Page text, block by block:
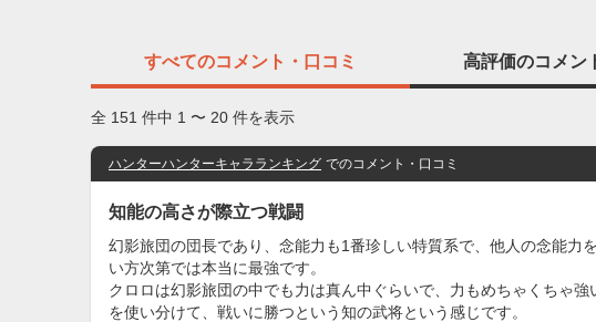
すべてのコメント・口コミ 高評価のコメン
全 151 件中 1 〜 20 件を表示
ハンターハンターキャラランキング でのコメント・口コミ
知能の高さが際立つ戦闘
幻影旅団の団長であり、念能力も1番珍しい特質系で、他人の念能力
い方次第では本当に最強です。
クロロは幻影旅団の中でも力は真ん中ぐらいで、力もめちゃくちゃ
を使い分けて、戦いに勝つという知の武将という感じです。